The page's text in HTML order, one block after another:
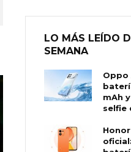
LO MÁS LEÍDO
SEMANA
Oppo
mAh
selfie